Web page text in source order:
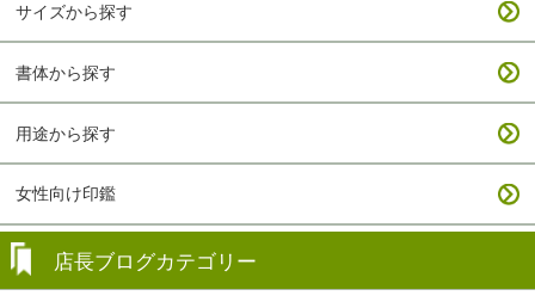
サイズから探す
書体から探す
用途から探す
女性向け印鑑
店長ブログカテゴリー